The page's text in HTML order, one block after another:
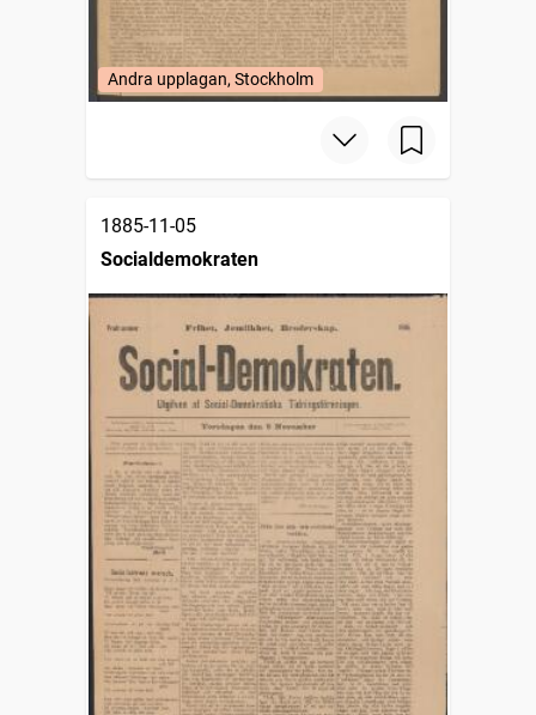
Andra upplagan, Stockholm
1885-11-05
Socialdemokraten